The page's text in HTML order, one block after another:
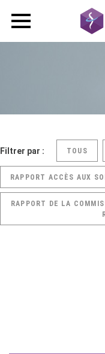
Filtrer par : TOUS
RAPPORT ACCÈS AUX
RAPPORT DE LA